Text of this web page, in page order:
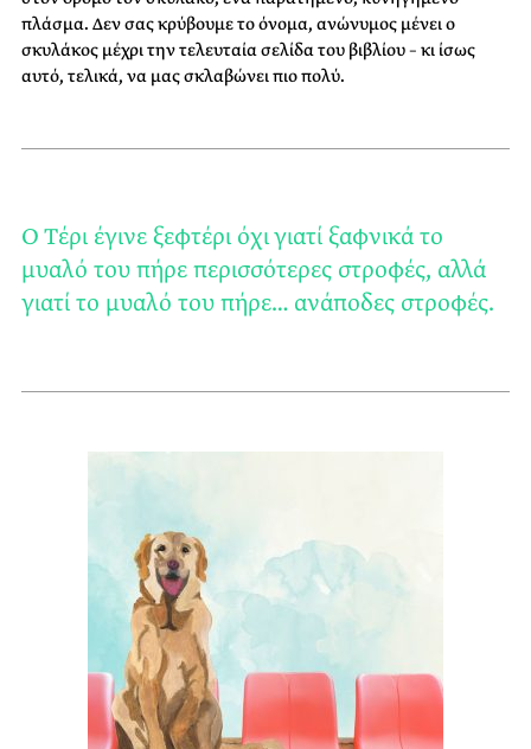
πλάσμα. Δεν σας κρύβουμε το όνομα, ανώνυμος μένει ο
σκυλάκος μέχρι την τελευταία σελίδα του βιβλίου – κι ίσως
αυτό, τελικά, να μας σκλαβώνει πιο πολύ.
Ο Τέρι έγινε ξεφτέρι όχι γιατί ξαφνικά το
μυαλό του πήρε περισσότερες στροφές, αλλά
γιατί το μυαλό του πήρε… ανάποδες στροφές.